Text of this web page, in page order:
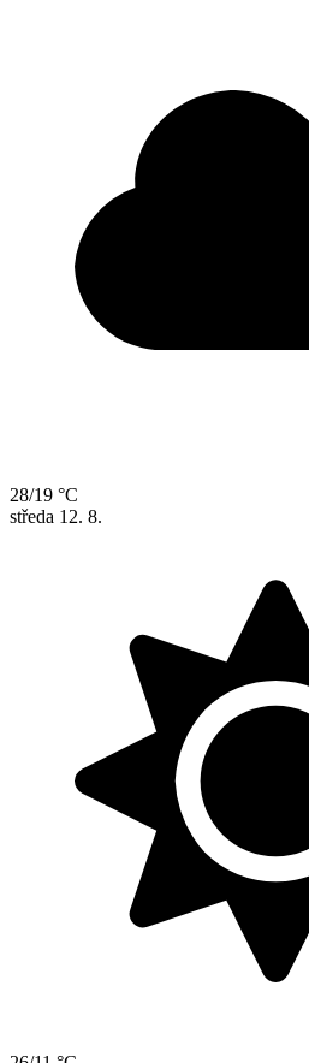
28/19 °C
středa 12. 8.